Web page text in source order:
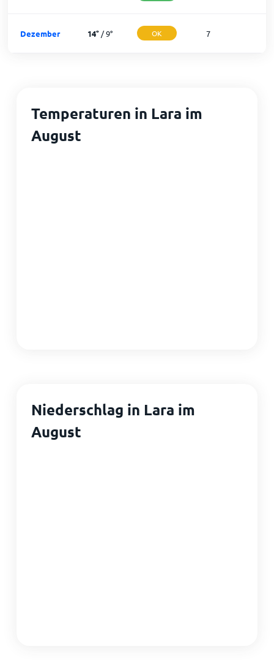
Dezember 14° /9° OK 7
Temperaturen in Lara im
August
Niederschlag in Lara im
August